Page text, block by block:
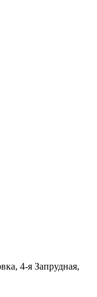
4-я Запрудная,